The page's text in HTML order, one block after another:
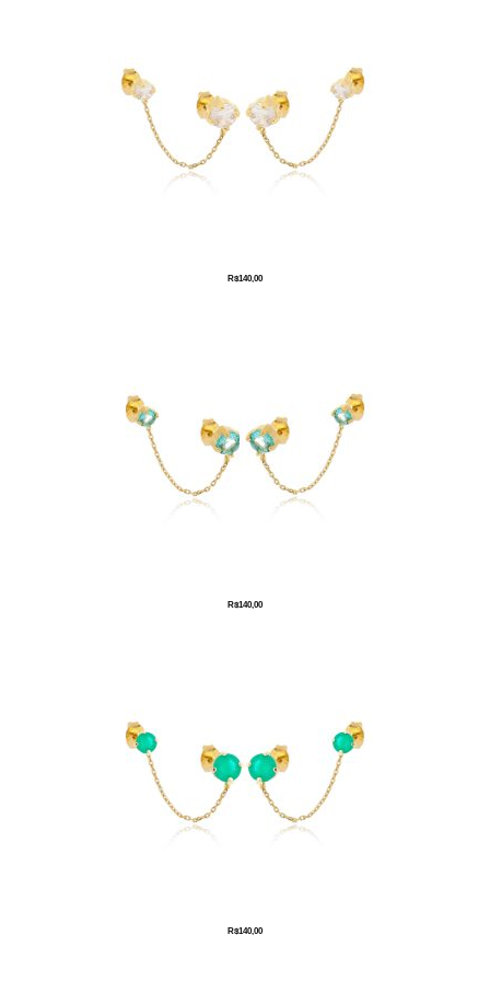
R$140,00
R$140,00
R$140,00